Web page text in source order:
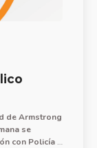
de Armstrong
se
con Policía y